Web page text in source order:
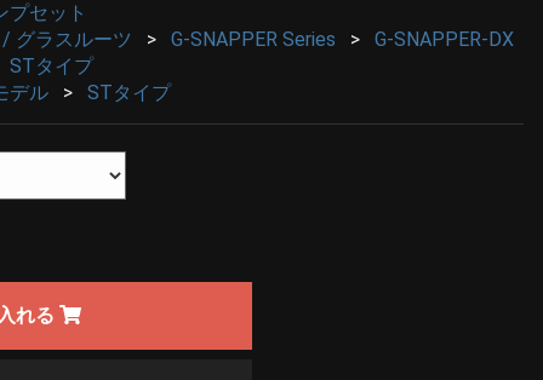
プセット
グラスルーツ
G-SNAPPER Series
G-SNAPPER-DX
STタイプ
デル
STタイプ
れる